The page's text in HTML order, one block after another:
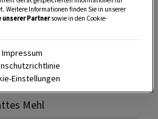
Mürbteig
Mehl
Weitere Informationen finden Sie in unserer
unserer Partnersowie in den Cookie-
Impressum
Einstellungen